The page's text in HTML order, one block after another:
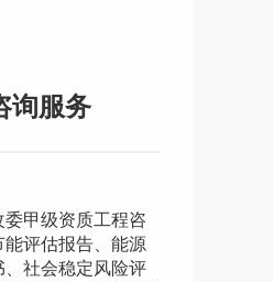
询服务
甲级资质工程咨
评估报告、能源
社会稳定风险评